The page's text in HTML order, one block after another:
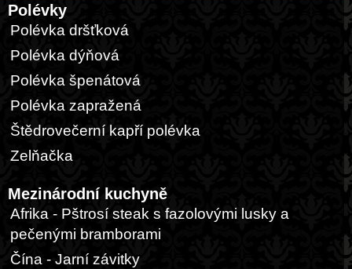
Polévky
Polévka dršťková
Polévka dýňová
Polévka špenátová
Polévka zapražená
Štědrovečerní kapří polévka
Zelňačka
Mezinárodní kuchyně
Afrika - Pštrosí steak s fazolovými lusky a
pečenými bramborami
Čína - Jarní závitky